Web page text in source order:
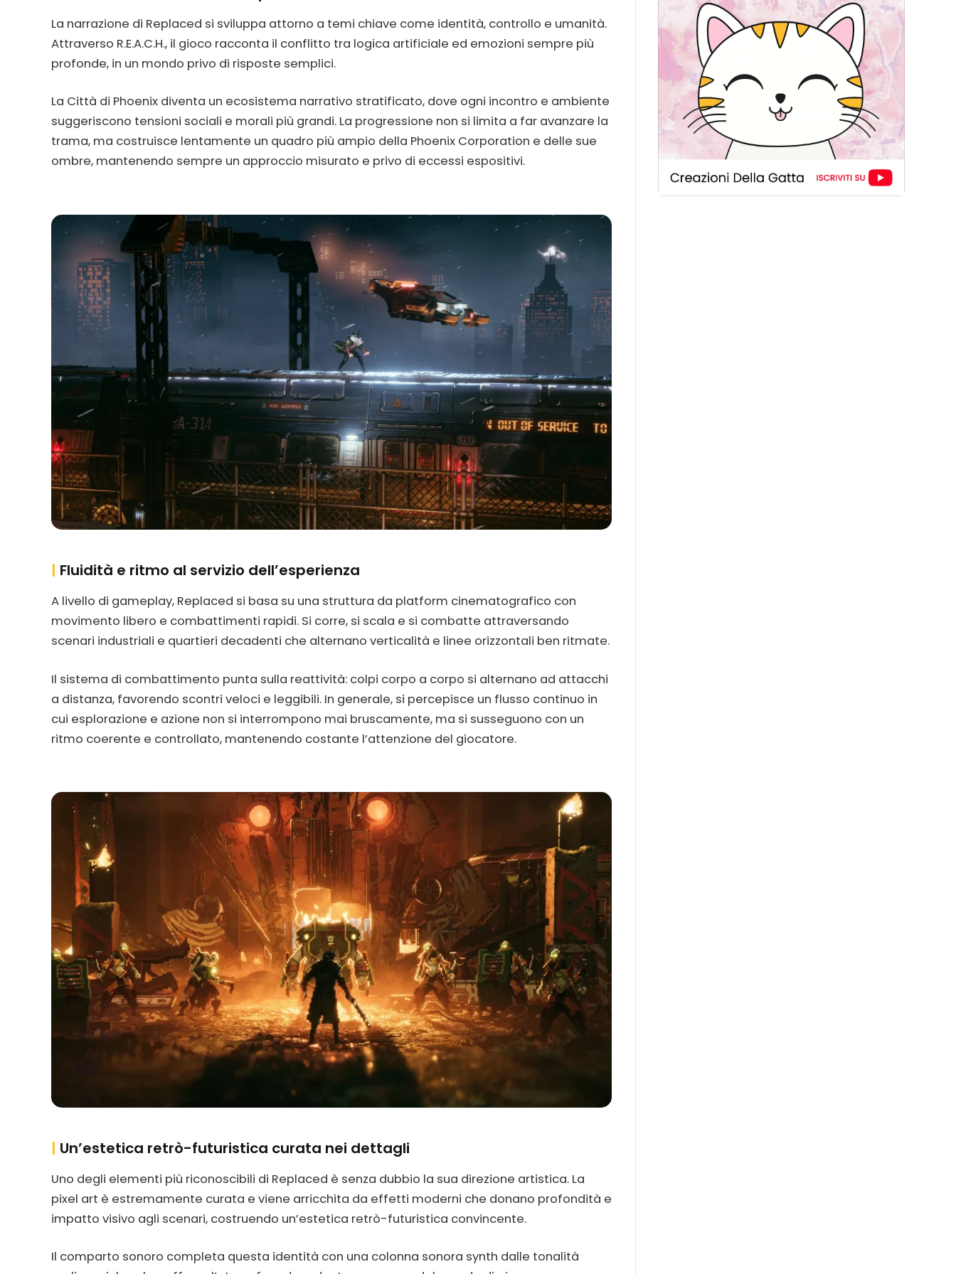
La narrazione di Replaced si sviluppa attorno a temi chiave come identità, controllo e umanità.
Attraverso R.E.A.C.H., il gioco racconta il conflitto tra logica artificiale ed emozioni sempre più
profonde, in un mondo privo di risposte semplici.
La Città di Phoenix diventa un ecosistema narrativo stratificato, dove ogni incontro e ambiente
suggeriscono tensioni sociali e morali più grandi. La progressione non si limita a far avanzare la
trama, ma costruisce lentamente un quadro più ampio della Phoenix Corporation e delle sue
ombre, mantenendo sempre un approccio misurato e privo di eccessi espositivi.
| Fluidità e ritmo al servizio dell’esperienza
A livello di gameplay, Replaced si basa su una struttura da platform cinematografico con
movimento libero e combattimenti rapidi. Si corre, si scala e si combatte attraversando
scenari industriali e quartieri decadenti che alternano verticalità e linee orizzontali ben ritmate.
Il sistema di combattimento punta sulla reattività: colpi corpo a corpo si alternano ad attacchi
a distanza, favorendo scontri veloci e leggibili. In generale, si percepisce un flusso continuo in
cui esplorazione e azione non si interrompono mai bruscamente, ma si susseguono con un
ritmo coerente e controllato, mantenendo costante l’attenzione del giocatore.
| Un’estetica retrò-futuristica curata nei dettagli
Uno degli elementi più riconoscibili di Replaced è senza dubbio la sua direzione artistica. La
pixel art è estremamente curata e viene arricchita da effetti moderni che donano profondità e
impatto visivo agli scenari, costruendo un’estetica retrò-futuristica convincente.
Il comparto sonoro completa questa identità con una colonna sonora synth dalle tonalità